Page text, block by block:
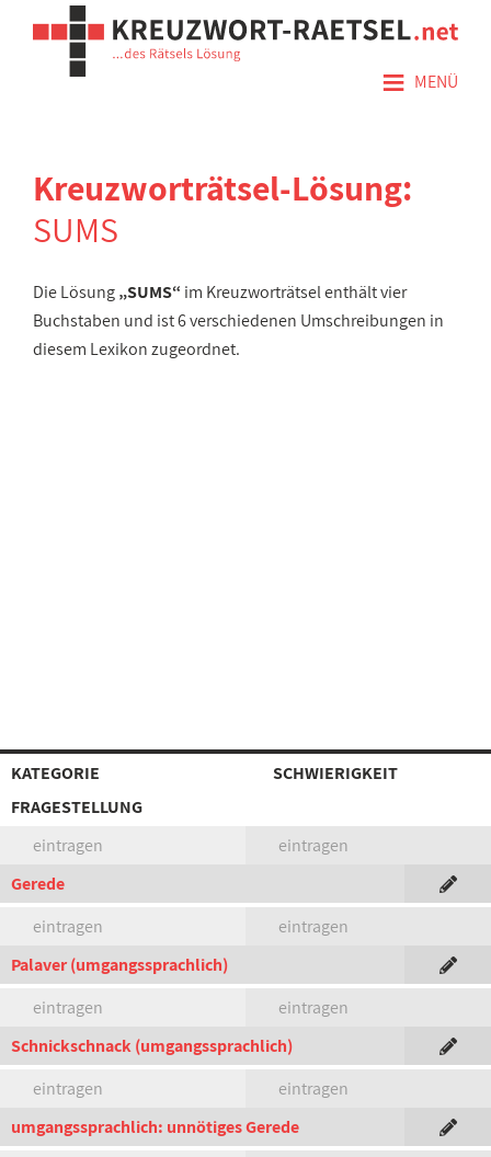
≡ MENÜ
Kreuzworträtsel-Lösung:
SUMS
Die Lösung„SUMS“ im Kreuzworträtsel enthält vier
Buchstaben und ist 6 verschiedenen Umschreibungen in
diesem Lexikon zugeordnet.
KATEGORIE
SCHWIERIGKEIT
FRAGESTELLUNG
eintragen
eintragen
Gerede
eintragen
eintragen
Palaver (umgangssprachlich)
eintragen
eintragen
Schnickschnack (umgangssprachlich)
eintragen
eintragen
umgangssprachlich: unnötiges Gerede